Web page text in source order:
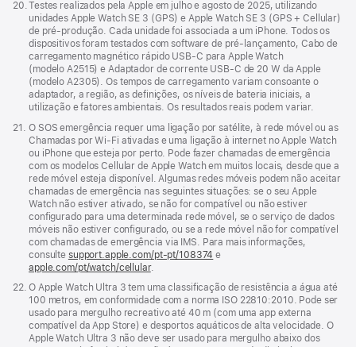
Nota
rodapé
20.Testes realizados pela Apple em julho e agosto de 2025, utilizando
unidades Apple Watch SE 3 (GPS) e Apple Watch SE 3 (GPS + Cellular)
de pré‑produção. Cada unidade foi associada a um iPhone. Todos os
dispositivos foram testados com software de pré‑lançamento, Cabo de
carregamento magnético rápido USB‑C para Apple Watch
(modelo A2515) e Adaptador de corrente USB‑C de 20 W da Apple
(modelo A2305). Os tempos de carregamento variam consoante o
adaptador, a região, as definições, os níveis de bateria iniciais, a
utilização e fatores ambientais. Os resultados reais podem variar.
Nota
rodapé
21.
O SOS emergência requer uma ligação por satélite, à rede móvel ou as
Chamadas por Wi‑Fi ativadas e uma ligação à internet no Apple Watch
ou iPhone que esteja por perto. Pode fazer chamadas de emergência
com os modelos Cellular de Apple Watch em muitos locais, desde que a
rede móvel esteja disponível. Algumas redes móveis podem não aceitar
chamadas de emergência nas seguintes situações: se o seu Apple
Watch não estiver ativado, se não for compatível ou não estiver
configurado para uma determinada rede móvel, se o serviço de dados
móveis não estiver configurado, ou se a rede móvel não for compatível
com chamadas de emergência via IMS. Para mais informações,
consulte support.apple.com/pt-pt/108374 (abre
janela)
e
apple.com/pt/watch/cellular.
Nota
rodapé
22. O Apple Watch Ultra 3 tem uma classificação de resistência a água até
100 metros, em conformidade com a norma ISO 22810:2010. Pode ser
usado para mergulho recreativo até 40 m (com uma app externa
compatível da App Store) e desportos aquáticos de alta velocidade. O
Apple Watch Ultra 3 não deve ser usado para mergulho abaixo dos